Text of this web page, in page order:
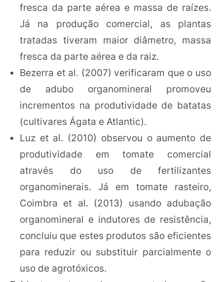
fresca da parte aérea e massa de raízes.
Já na produção comercial, as plantas
tratadas tiveram maior diâmetro, massa
fresca da parte aérea e da raiz.
Bezerra et al. (2007) verificaram que o uso
de adubo organomineral promoveu
incrementos na produtividade de batatas
(cultivares Ágata e Atlantic).
Luz et al. (2010) observou o aumento de
produtividade em tomate comercial
através do uso de fertilizantes
organominerais. Já em tomate rasteiro,
Coimbra et al. (2013) usando adubação
organomineral e indutores de resistência,
concluiu que estes produtos são eficientes
para reduzir ou substituir parcialmente o
uso de agrotóxicos.